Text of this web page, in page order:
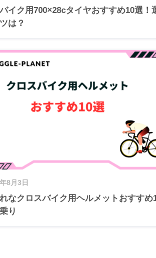
イク用700×28cタイヤおすすめ10選！
は？
8月3日
なクロスバイク用ヘルメットおすすめ
り